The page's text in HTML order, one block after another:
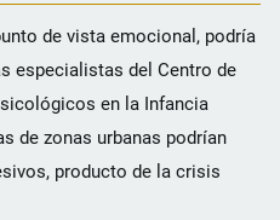
de vista emocional, podría
especialistas del Centro de
en la Infancia
de zonas urbanas podrían
producto de la crisis